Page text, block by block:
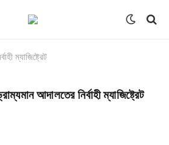
ম্যাজিষ্ট্রেট
আদালতের নির্বাহী ম্যাজিষ্ট্রেট